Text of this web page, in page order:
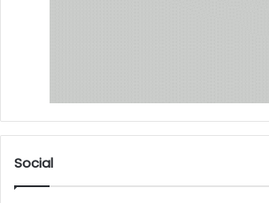
Social